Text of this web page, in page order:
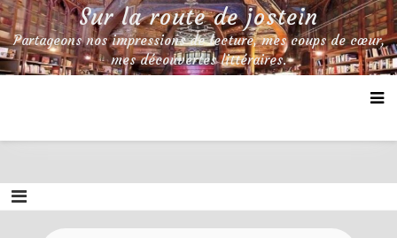
Skip
to
content
Sur la route de jostein
Partageons nos impressions de lecture, mes coups de cœur,
mes découvertes littéraires.